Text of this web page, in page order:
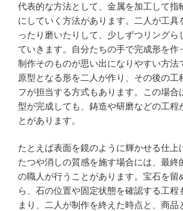
代表的な方法として、金属を加工して指
にしていく方法があります。二人が工具
ったり磨いたりして、少しずつリングら
ていきます。自分たちの手で完成形を作
制作そのものが思い出になりやすい方法
原型となる形を二人が作り、その後の工
フが担当する方式もあります。この場合
型が完成しても、鋳造や研磨などの工程
とがあります。
たとえば表面を鏡のように輝かせる仕上
たつや消しの質感を施す場合には、最終
の職人が行うことがあります。宝石を留
ら、石の位置や固定状態を確認する工程
まり、二人が制作を終えた時点と、商品